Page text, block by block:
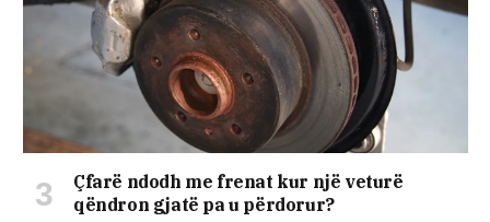
Çfarë ndodh me frenat kur një veturë
qëndron gjatë pa u përdorur?